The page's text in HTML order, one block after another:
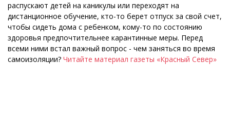
распускают детей на каникулы или переходят на
дистанционное обучение, кто-то берет отпуск за свой счет,
чтобы сидеть дома с ребенком, кому-то по состоянию
здоровья предпочтительнее карантинные меры. Перед
всеми ними встал важный вопрос - чем заняться во время
самоизоляции? Читайте материал газеты «Красный Север»